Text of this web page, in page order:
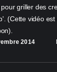
griller des
(Cette vidéo est
2014